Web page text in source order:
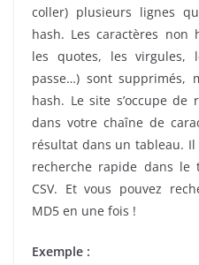
coller) plusieurs lignes
hash. Les caractères non
les quotes, les virgules,
passe…) sont supprimés,
hash. Le site s’occupe de
dans votre chaîne de
résultat dans un tableau. Il
recherche rapide dans le
CSV. Et vous pouvez
MD5 en une fois !
Exemple :